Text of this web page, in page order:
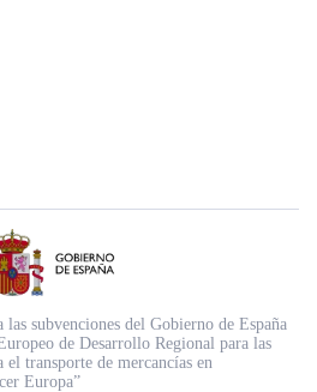
las subvenciones del Gobierno de España
de Desarrollo Regional para las
transporte de mercancías en
Europa”